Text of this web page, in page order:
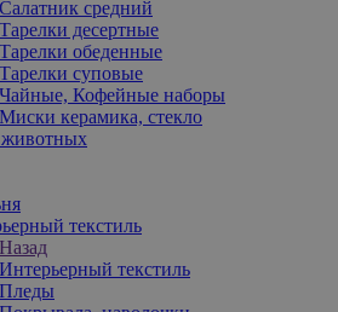
Салатник средний
Тарелки десертные
Тарелки обеденные
Тарелки суповые
Чайные, Кофейные наборы
Миски керамика, стекло
текстиль
Назад
Интерьерный текстиль
Пледы